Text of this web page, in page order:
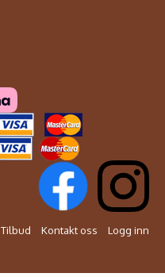
Tilbud Kontakt oss Logg inn